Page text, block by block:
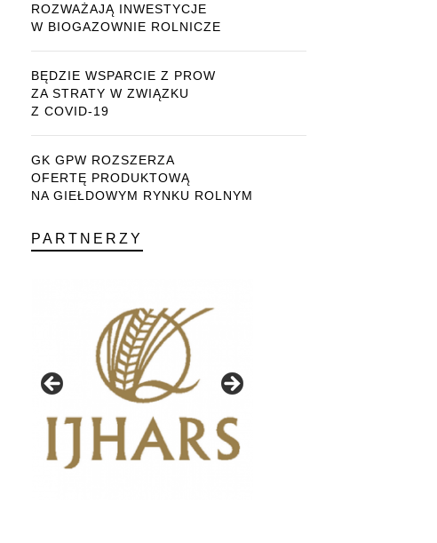
ROZWAŻAJĄ INWESTYCJE
W BIOGAZOWNIE ROLNICZE
BĘDZIE WSPARCIE Z PROW
ZA STRATY W ZWIĄZKU
Z COVID-19
GK GPW ROZSZERZA
OFERTĘ PRODUKTOWĄ
NA GIEŁDOWYM RYNKU ROLNYM
PARTNERZY